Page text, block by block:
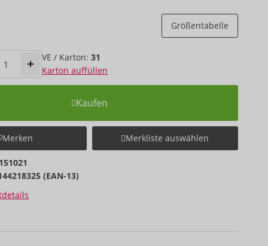
Größentabelle
VE / Karton:31
Karton auffüllen
Kaufen
Merken Merkliste auswählen
(EAN-13)